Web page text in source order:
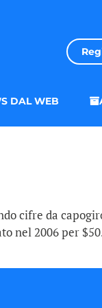
DAL WEB
cifre da
nel 2006 per